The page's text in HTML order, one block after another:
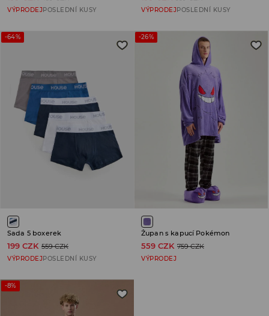
VÝPRODEJPOSLEDNÍ KUSY VÝPRODEJPOSLEDNÍ KUSY
-64%
Sada 5 boxerek
199 CZK 559 CZK
VÝPRODEJ POSLEDNÍ KUSY
-26%
Župan s kapucí Pokémon
559 CZK 759 CZK
VÝPRODEJ
-8%